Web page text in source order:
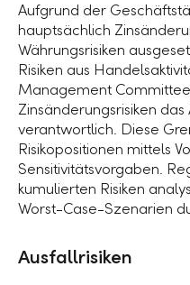
Aufgrund der
hauptsächlich
Währungsrisiken
Risiken aus
Management
Zinsänderungsrisiken
verantwortlich. Diese
Risikopositionen mittels
Sensitivitätsvorgaben.
kumulierten Risiken
Worst-Case-Szenarien
Ausfallrisiken